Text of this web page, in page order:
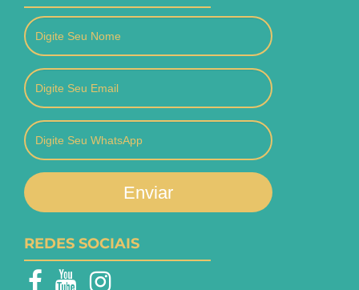
Enviar
REDES SOCIAIS